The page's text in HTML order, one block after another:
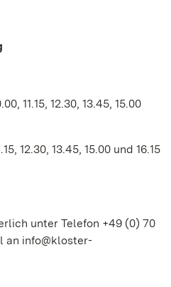
11.15, 12.30, 13.45, 15.00
12.30, 13.45, 15.00 und 16.15
unter Telefon +49 (0) 70
an info@kloster-